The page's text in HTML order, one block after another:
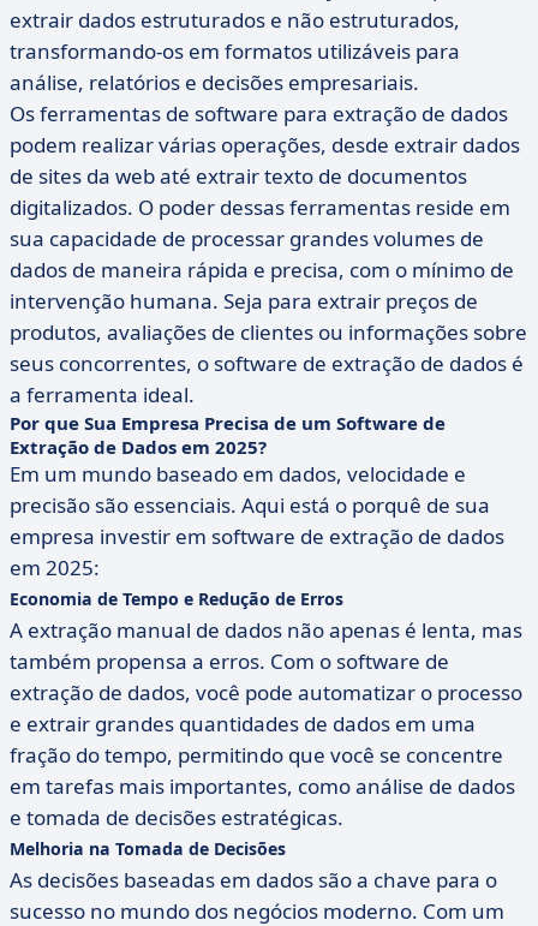
extrair dados estruturados e não estruturados,
transformando-os em formatos utilizáveis para
análise, relatórios e decisões empresariais.
Os ferramentas de software para extração de dados
podem realizar várias operações, desde extrair dados
de sites da web até extrair texto de documentos
digitalizados. O poder dessas ferramentas reside em
sua capacidade de processar grandes volumes de
dados de maneira rápida e precisa, com o mínimo de
intervenção humana. Seja para extrair preços de
produtos, avaliações de clientes ou informações sobre
seus concorrentes, o software de extração de dados é
a ferramenta ideal.
Por que Sua Empresa Precisa de um Software de
Extração de Dados em 2025?
Em um mundo baseado em dados, velocidade e
precisão são essenciais. Aqui está o porquê de sua
empresa investir em software de extração de dados
em 2025:
Economia de Tempo e Redução de Erros
A extração manual de dados não apenas é lenta, mas
também propensa a erros. Com o software de
extração de dados, você pode automatizar o processo
e extrair grandes quantidades de dados em uma
fração do tempo, permitindo que você se concentre
em tarefas mais importantes, como análise de dados
e tomada de decisões estratégicas.
Melhoria na Tomada de Decisões
As decisões baseadas em dados são a chave para o
sucesso no mundo dos negócios moderno. Com um